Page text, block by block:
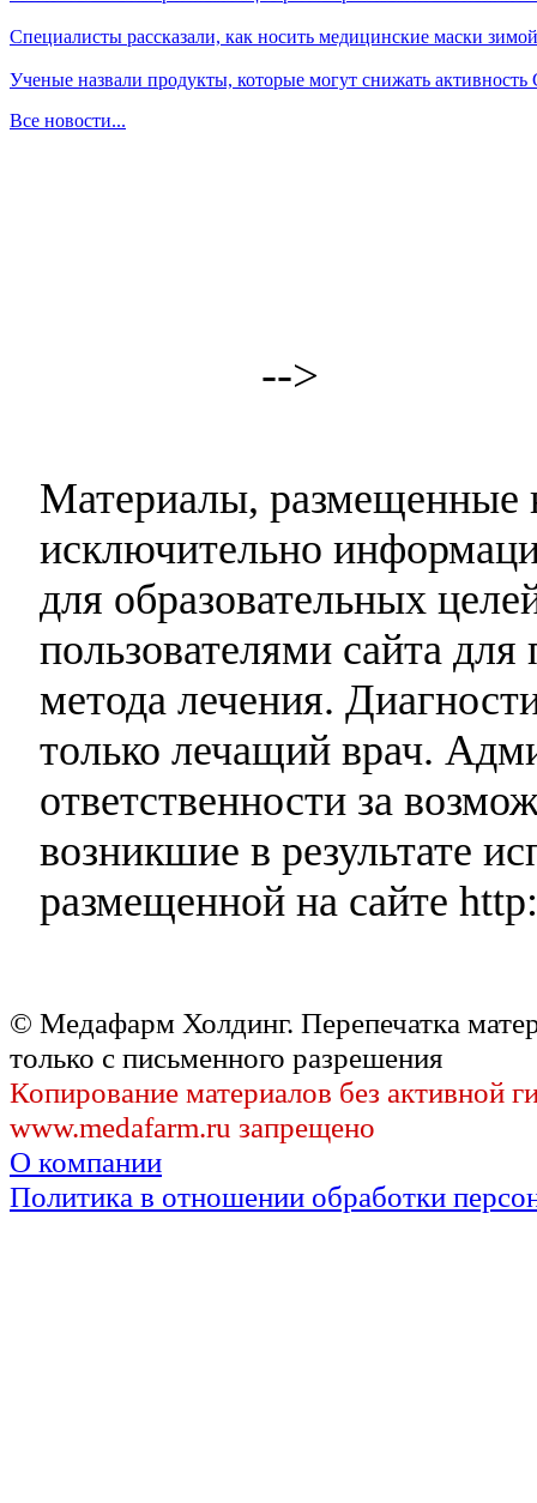
Специалисты рассказали, как носить медицинские маски зимой
Ученые назвали продукты, которые могут снижать
Все новости...
-->
Материалы, размещенные
исключительно
для образовательных
пользователями сайта
метода лечения.
только лечащий врач.
ответственности за
возникшие в результате
размещенной на сайте
© Медафарм Холдинг. Перепечатка
только с письменного разрешения
Копирование материалов без активной
www.medafarm.ru запрещено
О компании
Политика в отношении обработки